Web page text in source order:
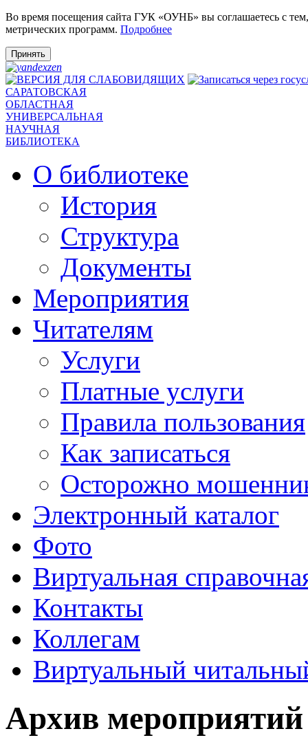
Во время посещения сайта ГУК «ОУНБ» вы соглашаетесь с
метрических программ. Подробнее
Принять
САРАТОВСКАЯ
ОБЛАСТНАЯ
УНИВЕРСАЛЬНАЯ
НАУЧНАЯ
БИБЛИОТЕКА
О библиотеке
История
Структура
Документы
Мероприятия
Читателям
Услуги
Платные услуги
Правила пользования
Как записаться
Осторожно
Электронный каталог
Фото
Виртуальная
Контакты
Коллегам
Виртуальный
Архив мероприятий